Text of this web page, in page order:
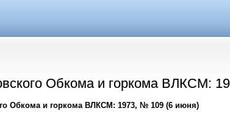
Обкома и горкома ВЛКСМ:
Обкома и горкома ВЛКСМ: 1973, № 109 (6 июня)